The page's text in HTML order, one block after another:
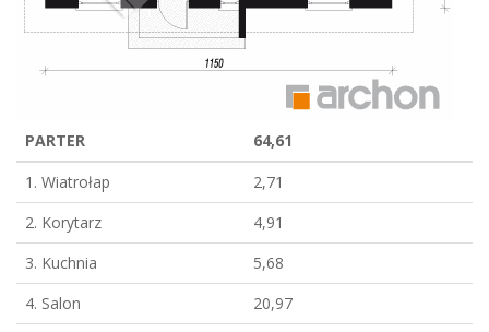
PARTER
64,61
1. Wiatrołap
2,71
2. Korytarz
4,91
3. Kuchnia
5,68
4. Salon
20,97